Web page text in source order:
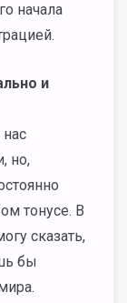
начала
и
но,
тонусе. В
сказать,
бы